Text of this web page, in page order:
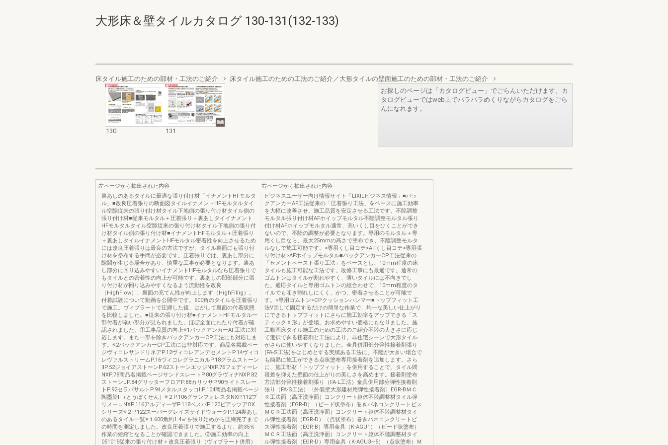
大形床＆壁タイルカタログ 130-131(132-133)
床タイル施工のための部材・工法のご紹介 床タイル施工のための工法のご紹介／大形タイルの壁面施工のための部材・工法のご紹介
130 131
お探しのページは「カタログビュー」でごらんいただけます。カ
タログビューではweb上でパラパラめくりながらカタログをごら
んになれます。
左ページから抽出された内容
裏あしのあるタイルに最適な張り付け材「イナメントHFモルタ
ル」■改良圧着張りの断面図タイルイナメントHFモルタルタイ
ル空隙従来の張り付け材タイル下地側の張り付け材タイル側の
張り付け材■従来モルタル＋圧着張り＋裏あしタイイナメント
HFモルタルタイル空隙従来の張り付け材タイル下地側の張り付
け材タイル側の張り付け材■イナメントHFモルタル＋圧着張り
＋裏あしタイルイナメントHFモルタル密着性を向上させるため
には改良圧着張りは最良の方法ですが、タイル裏面にも張り付
け材を塗布する手間が必要です。圧着張りでは、裏あし部分に
隙間が生じる場合があり、慎重な工事が必要となります。裏あ
し部分に回り込みやすいイナメントHFモルタルなら圧着張りで
もタイルとの密着性の向上が可能です。裏あしの凹部部分に張
り付け材が回り込みやすくなるよう流動性を改良
（HighFlow）、裏面の充てん性が向上します（HighFillig）。
付着試験について動画を公開中です。600角のタイルを圧着張り
で施工。ヴィブラートで圧締した後、はがして裏面の付着状態
を比較しました。■従来の張り付け材■イナメントHFモルタル一
部付着が弱い部分が見られました。ほぼ全面にわたり付着が確
認されました。①工事品質の向上※1バックアンカーAF工法に対
応します。また一部を除きバックアンカーCP工法にも対応しま
す。※2バックアンカーCP工法には非対応です。商品名掲載ペー
ジヴィコレサンドリネアP.12ヴィコレアンデセメントP.14ヴィコ
レヴァルストリームP.16ヴィコレグラニカルP.18グラムストーン
ⅡP.52ジョイアストーンP.62ストーンエッジNXP.76フェディーレ
NXP.78商品名掲載ページサンドスレートP.80グラヴィナNXP.82
ストーンJP.84グリッターフロアP.88カリッサP.90ライトスレー
トP.92セラバサルトP.94メタルスタッコⅡP.104商品名掲載ページ
陶墨染Ⅱ（とうぼくせん）※２P.106グランフォレスタNXP.112プ
リメーロNXP.116アルディーザP.118ベスパP.120ピアッツアOX
シリーズ※２P.122スーパーグレイズサイドウォークP.124裏あし
のあるタイル一覧※１600角約1.4㎡を張り始めから圧締完了まで
の時間を測定しました。改良圧着張りで施工するより、約35％
作業の短縮となることが確認できました。②施工効率の向上
051015従来の張り付け材＋改良圧着張り（ヴィブラート併用）
右ページから抽出された内容
ビジネスユーザー向け情報サイト「LIXILビジネス情報」■バッ
クアンカーAF工法従来の「圧着張り工法」をベースに施工効率
を大幅に改善させ、施工品質を安定させる工法です。不陸調整
モルタル張り付け材AFホイップモルタル不陸調整モルタル張り
付け材AFホイップモルタル通常、高いくし目をひくことができ
ないので、不陸の調整が必要となります。専用のモルタル＋専
用くし目なら、最大25mmの高さで塗布でき、不陸調整モルタ
ルなしで施工可能です。<専用くし目コテ>AFくし目コテ<専用張
り付け材>AFホイップモルタル■バックアンカーCP工法従来の
「セメントペースト張り工法」をベースとし、10mm程度の床
タイルも施工可能な工法です。改修工事にも最適です。通常の
ゴムトンはタイルが割れやすく、薄いタイルには不向きでし
た。適応タイルと専用ゴムトンの組合わせで、10mm程度のタ
イルでも叩き割れしにくく、かつ、密着させることが可能で
す。<専用ゴムトン>CPクッションハンマー■トップフィット工
法V回して固定するだけの簡単な作業で、均一な美しい仕上がり
にできるトップフィットにさらに施工効率をアップできる「ス
ティックＸ形」が登場。お求めやすい価格にもなりました。施
工動画床タイル施工のための工法のご紹介不陸の大きさに応じ
て選択できる接着剤と工法により、非住宅シーンで大形タイル
がさらに使いやすくなりました。金具併用部分弾性接着剤張り
(FA‐S工法)をはじめとする実績ある工法に、不陸が大きい場合で
も簡易に施工ができる点状塗布専用接着剤を追加します。さら
に、施工部材「トップフィット」を併用することで、タイル間
段差を抑えた壁面の仕上がりの美しさを高めます。接着剤塗布
方法部分弾性接着剤張り（FA‐L工法）金具併用部分弾性接着剤
張り（FA‐S工法）〈外装壁大形建材用弾性接着剤〉EGR‐BＭＣ
Ｒ工法面（高圧洗浄面）コンクリート躯体不陸調整材タイル弾
性接着剤（EGR‐B）（ビード状塗布）巻きバネコンクリートビス
ＭＣＲ工法面（高圧洗浄面）コンクリート躯体不陸調整材タイ
ル弾性接着剤（EGR‐D）（点状塗布）巻きバネコンクリートビ
ス弾性接着剤（EGR‐B）専用金具（K‐AGU1）（ビード状塗布）
ＭＣＲ工法面（高圧洗浄面）コンクリート躯体不陸調整材タイ
ル弾性接着剤（EGR‐D）専用金具（K‐AGU3∼5）（点状塗布）Ｍ